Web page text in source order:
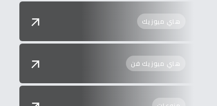
هاي ميوزيك
هاي ميوزيك فن